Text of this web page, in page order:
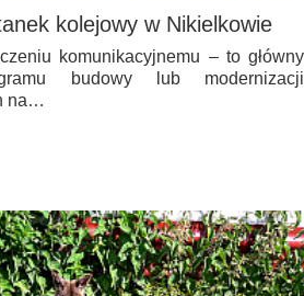
kolejowy w Nikielkowie
komunikacyjnemu – to główny
budowy lub modernizacji
na…